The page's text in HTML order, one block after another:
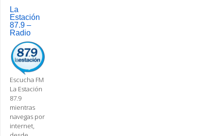
navigation
La
Estación
87.9 –
Radio
Escucha FM
La Estación
87.9
mientras
navegas por
internet,